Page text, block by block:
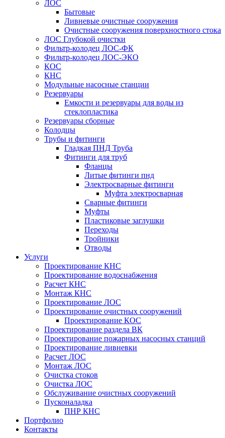
ЛОС
Бытовые
Ливневые очистные сооружения
Очистные сооружения поверхностного стока
ЛОС Глубокой очистки
Фильтр-колодец ЛОС-ФК
Фильтр-колодец ЛОС-ЭКО
КОС
КНС
Модульные насосные станции
Резервуары
Емкости и резервуары для воды из
стеклопластика
Резервуары сборные
Колодцы
Трубы и фитинги
Гладкая ПНД Труба
Фитинги для труб
Фланцы
Литые фитинги пнд
Электросварные фитинги
Муфта электросварная
Сварные фитинги
Муфты
Пластиковые заглушки
Переходы
Тройники
Отводы
Услуги
Проектирование КНС
Проектирование водоснабжения
Расчет КНС
Монтаж КНС
Проектирование ЛОС
Проектирование очистных сооружений
Проектирование КОС
Проектирование раздела ВК
Проектирование пожарных насосных станций
Проектирование ливневки
Расчет ЛОС
Монтаж ЛОС
Очистка стоков
Очистка ЛОС
Обслуживание очистных сооружений
Пусконаладка
ПНР КНС
Портфолио
Контакты